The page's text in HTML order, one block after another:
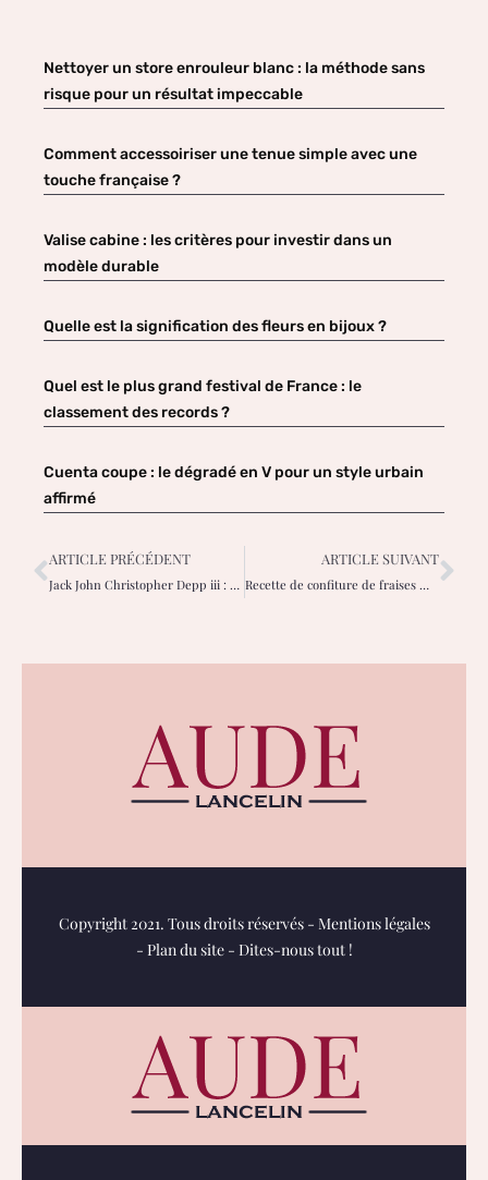
Nettoyer un store enrouleur blanc : la méthode sans
risque pour un résultat impeccable
Comment accessoiriser une tenue simple avec une
touche française ?
Valise cabine : les critères pour investir dans un
modèle durable
Quelle est la signification des fleurs en bijoux ?
Quel est le plus grand festival de France : le
classement des records ?
Cuenta coupe : le dégradé en V pour un style urbain
affirmé
ARTICLE PRÉCÉDENT
Jack John Christopher Depp iii : 8 choses intéressantes à savoir
ARTICLE SUIVANT
Recette de confiture de fraises mixtes sans pectine ajoutée
Copyright 2021. Tous droits réservés - Mentions légales
- Plan du site- Dites-nous tout !